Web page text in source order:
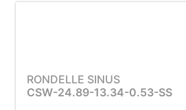
RONDELLE SINUS
CSW-24.89-13.34-0.53-SS